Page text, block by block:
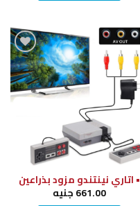
إضافة
إلى
قائمة
الرغبات
• اتاري نينتندو مزود بذراعين
661.00جنيه